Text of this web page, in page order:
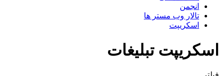
انجمن
تالار وب مستر ها
اسکریپت
اسکریپت تبلیغات